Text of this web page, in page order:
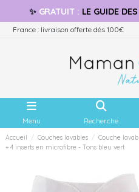
✨ GRATUIT: LE GUIDE
France : livraison offerte dès 100€
Menu Recherche
Accueil Couches lavables Couche
+ 4 inserts en microfibre - Tons bleu vert